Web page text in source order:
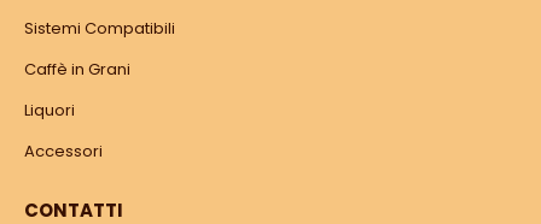
Sistemi Compatibili
Caffè in Grani
Liquori
Accessori
CONTATTI